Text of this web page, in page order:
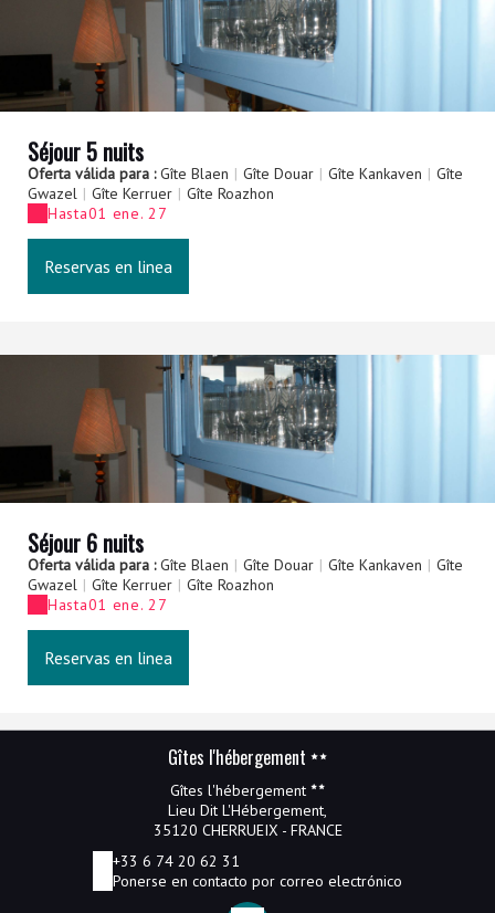
Séjour 5 nuits
Oferta válida para :Gîte Blaen | Gîte Douar | Gîte Kankaven | Gîte
Gwazel | Gîte Kerruer | Gîte Roazhon
Hasta01 ene. 27
Reservas en linea
Séjour 6 nuits
Oferta válida para :Gîte Blaen | Gîte Douar | Gîte Kankaven | Gîte
Gwazel | Gîte Kerruer | Gîte Roazhon
Hasta01 ene. 27
Reservas en linea
Gîtes l'hébergement
Gîtes l'hébergement
Lieu Dit L'Hébergement,
35120 CHERRUEIX - FRANCE
+33 6 74 20 62 31
Ponerse en contacto por correo electrónico